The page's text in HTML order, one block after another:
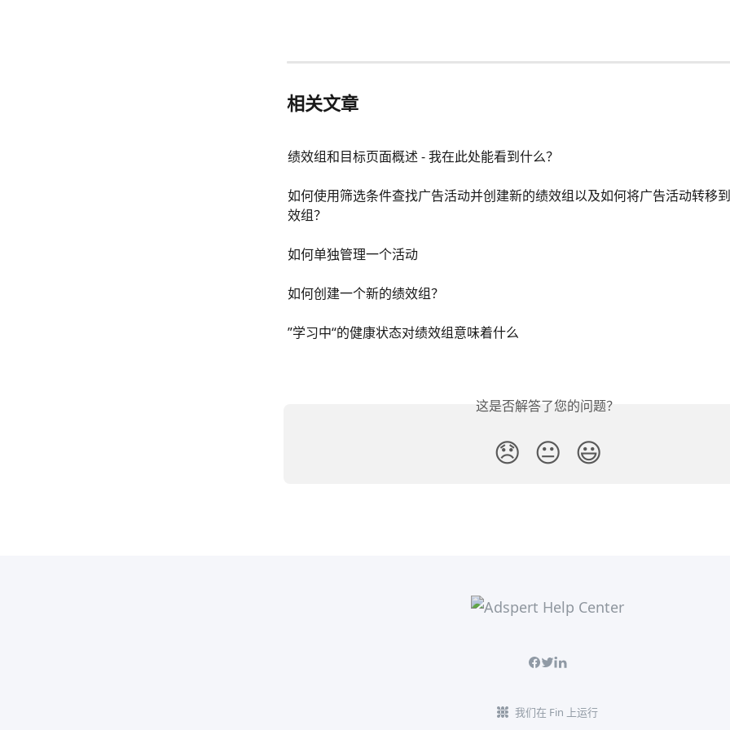
相关文章
绩效组和目标页面概述 - 我在此处能看到什么？
如何使用筛选条件查找广告活动并创建新的绩效组以及如何将广告活动转移
效组？
如何单独管理一个活动
如何创建一个新的绩效组？
”学习中“的健康状态对绩效组意味着什么
这是否解答了您的问题？
😞 😐 😃
我们在 Fin 上运行